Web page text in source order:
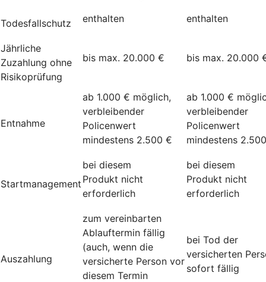
Todesfallschutz enthalten enthalten
Jährliche
Zuzahlung ohne
Risikoprüfung
bis max. 20.000 € bis max. 20.000
Entnahme
ab 1.000 € möglich,
verbleibender
Policenwert
mindestens 2.500 €
ab 1.000 €
verbleibender
Policenwert
mindestens
Startmanagement
bei diesem
Produkt nicht
erforderlich
bei diesem
Produkt nicht
erforderlich
Auszahlung
zum vereinbarten
Ablauftermin fällig
(auch, wenn die
versicherte Person vor
diesem Termin
bei Tod der
versicherten
sofort fällig